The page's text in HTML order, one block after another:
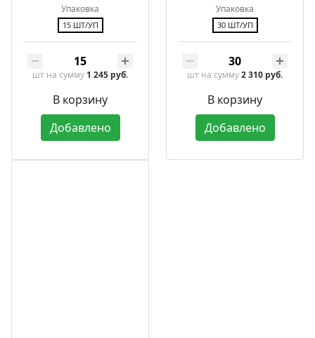
Упаковка
15 ШТ/УП
шт на сумму 1 245 руб.
В корзину
Добавлено
Упаковка
30 ШТ/УП
шт на сумму2 310 руб.
В корзину
Добавлено